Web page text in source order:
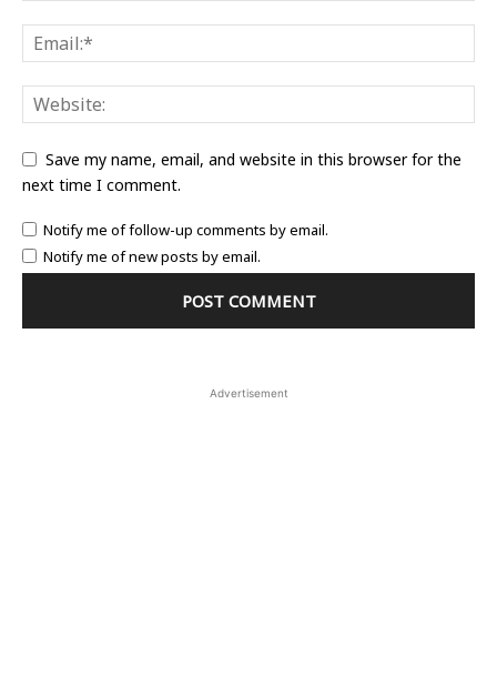
Save my name, email, and website in this browser for the
next time I comment.
Notify me of follow-up comments by email.
Notify me of new posts by email.
Advertisement